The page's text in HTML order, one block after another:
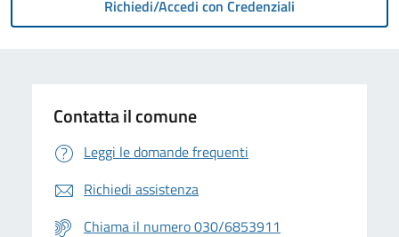
Contatta il comune
Leggi le domande frequenti
Richiedi assistenza
Chiama il numero 030/6853911